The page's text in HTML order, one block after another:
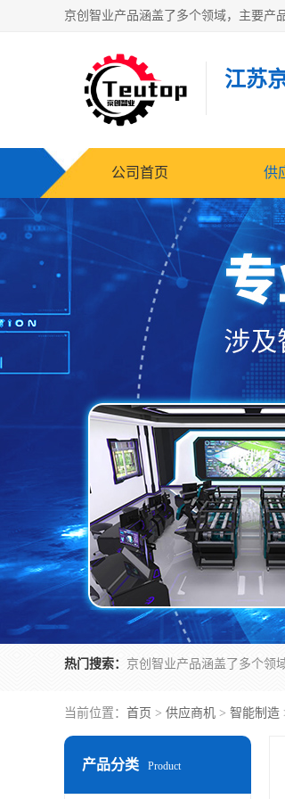
江苏
公司首页 供
热门搜索：
当前位置： 首页 > 供应商机 > 智能制造
产品分类 Product